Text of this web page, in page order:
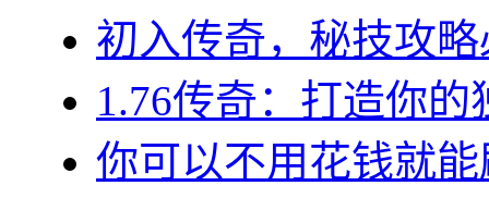
初入传奇，秘技攻
1.76传奇：打造你
你可以不用花钱就